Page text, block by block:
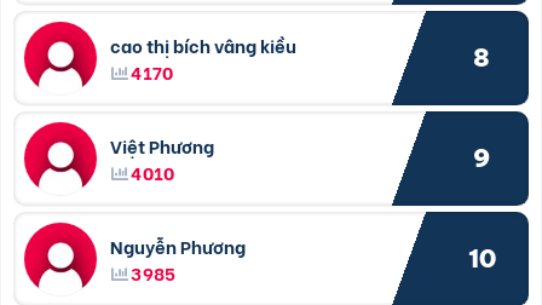
cao thị bích vâng kiều
4170
8
Việt Phương
4010
9
Nguyễn Phương
3985
10